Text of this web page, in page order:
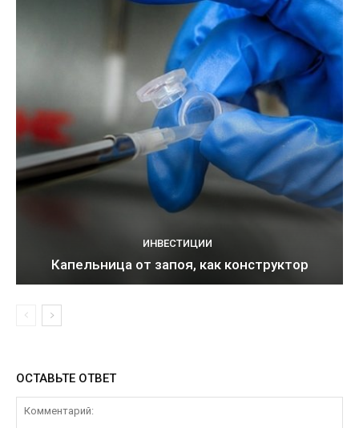
ИНВЕСТИЦИИ
Капельница от запоя, как конструктор
ОСТАВЬТЕ ОТВЕТ